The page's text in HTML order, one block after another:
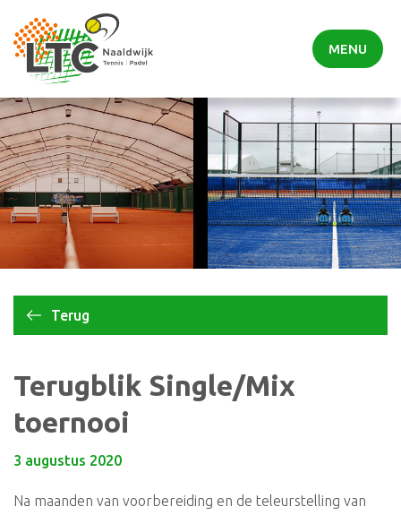
MENU
Terug
Terugblik Single/Mix
toernooi
3 augustus 2020
Na maanden van voorbereiding en de teleurstelling van